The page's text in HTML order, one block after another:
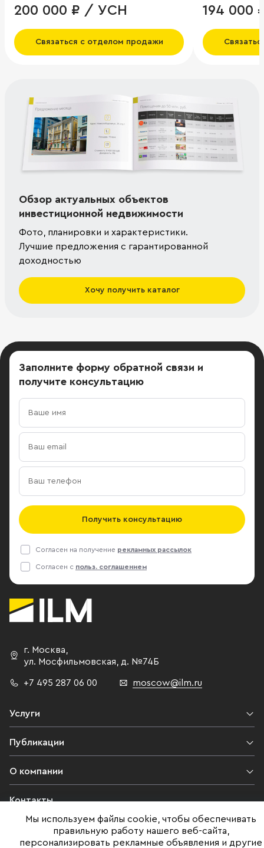
200 000 ₽ / УСН
Связаться с отделом продажи
194 000
Обзор актуальных объектов
инвестиционной недвижимости
Фото, планировки и характеристики.
Лучшие предложения с гарантированной
доходностью
Хочу получить каталог
Заполните форму обратной связи и
получите консультацию
Получить консультацию
Согласен на получение рекламных рассылок
Согласен с польз. соглашением
г. Москва,
ул. Мосфильмовская, д. №74Б
+7 495 287 06 00 moscow@ilm.ru
Услуги
Публикации
О компании
Контакты
Юридическая информация
Мы используем файлы cookie, чтобы обеспечивать
правильную работу нашего веб-сайта,
персонализировать рекламные объявления и другие